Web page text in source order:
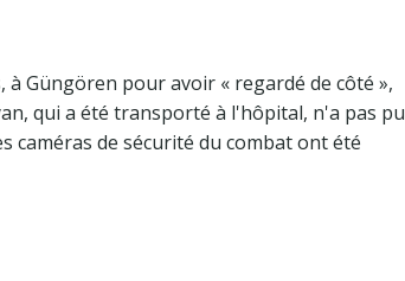
Güngören pour avoir « regardé de côté »,
qui a été transporté à l'hôpital, n'a pas pu
caméras de sécurité du combat ont été